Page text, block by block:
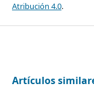
Atribución 4.0.
Artículos